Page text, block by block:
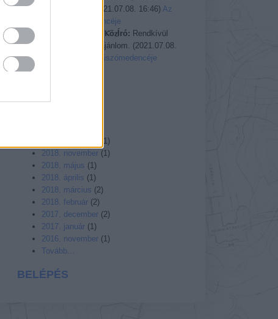
2021.07.08. 16:46) Az
Ördög úszómedencéje
ⲘⲁⲭѴⲁl ⲂⲓrⲥⲁⲘⲁⲛ ⲔöⲍÍró: Rendkívül
veszélyes, nem ajánlom. (2021.07.08.
Az Ördög úszómedencéje
1)
2018. november (1)
2018. május (1)
2018. április (1)
2018. március (2)
2018. február (2)
2017. december (2)
2017. január (1)
2016. november (1)
Tovább...
BELÉPÉS